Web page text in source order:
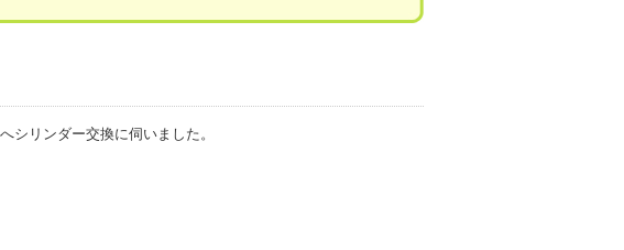
シリンダー交換に伺いました。